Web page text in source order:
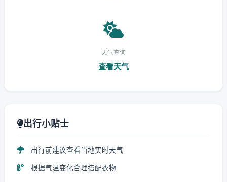
天气查询
查看天气
出行小贴士
出行前建议查看当地实时天气
根据气温变化合理搭配衣物